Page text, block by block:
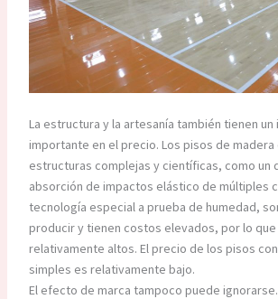
La estructura y la artesanía también tienen un
importante en el precio. Los pisos de
estructuras complejas y científicas, como un
absorción de impactos elástico de múltiples
tecnología especial a prueba de humedad,
producir y tienen costos elevados, por lo
relativamente altos. El precio de los pisos
simples es relativamente bajo.
El efecto de marca tampoco puede